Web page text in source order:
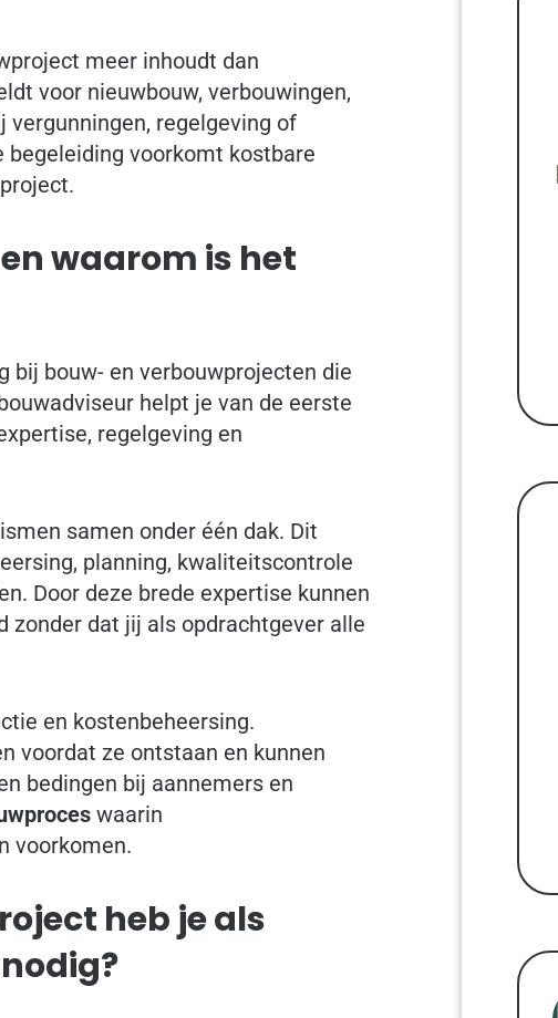
meer inhoudt dan
voor nieuwbouw, verbouwingen,
regelgeving of
voorkomt kostbare
waarom is het
bij bouw- en verbouwprojecten die
helpt je van de eerste
regelgeving en
samen onder één dak. Dit
planning, kwaliteitscontrole
Door deze brede expertise kunnen
zonder dat jij als opdrachtgever alle
en kostenbeheersing.
voordat ze ontstaan en kunnen
bedingen bij aannemers en
waarin
voorkomen.
heb je als